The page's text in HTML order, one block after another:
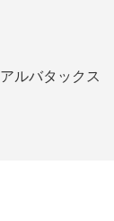
アルバタックス